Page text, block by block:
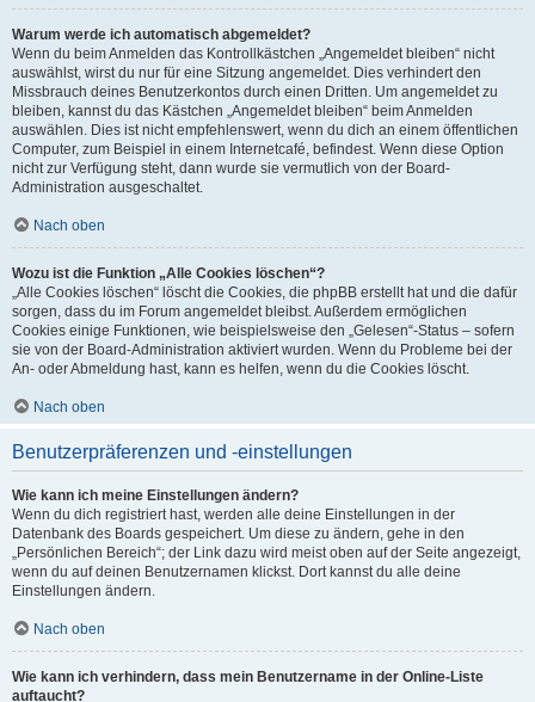
Warum werde ich automatisch abgemeldet?
Wenn du beim Anmelden das Kontrollkästchen „Angemeldet bleiben“ nicht
auswählst, wirst du nur für eine Sitzung angemeldet. Dies verhindert den
Missbrauch deines Benutzerkontos durch einen Dritten. Um angemeldet zu
bleiben, kannst du das Kästchen „Angemeldet bleiben“ beim Anmelden
auswählen. Dies ist nicht empfehlenswert, wenn du dich an einem öffentlichen
Computer, zum Beispiel in einem Internetcafé, befindest. Wenn diese Option
nicht zur Verfügung steht, dann wurde sie vermutlich von der Board-
Administration ausgeschaltet.
Nach oben
Wozu ist die Funktion „Alle Cookies löschen“?
„Alle Cookies löschen“ löscht die Cookies, die phpBB erstellt hat und die dafür
sorgen, dass du im Forum angemeldet bleibst. Außerdem ermöglichen
Cookies einige Funktionen, wie beispielsweise den „Gelesen“-Status – sofern
sie von der Board-Administration aktiviert wurden. Wenn du Probleme bei der
An- oder Abmeldung hast, kann es helfen, wenn du die Cookies löscht.
Nach oben
Benutzerpräferenzen und -einstellungen
Wie kann ich meine Einstellungen ändern?
Wenn du dich registriert hast, werden alle deine Einstellungen in der
Datenbank des Boards gespeichert. Um diese zu ändern, gehe in den
„Persönlichen Bereich“; der Link dazu wird meist oben auf der Seite angezeigt,
wenn du auf deinen Benutzernamen klickst. Dort kannst du alle deine
Einstellungen ändern.
Nach oben
Wie kann ich verhindern, dass mein Benutzername in der Online-Liste
auftaucht?